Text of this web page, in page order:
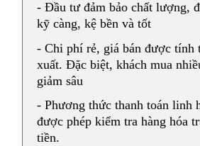
- Đầu tư đảm bảo chất lượng,
kỹ càng, kệ bền và tốt
- Chi phí rẻ, giá bán được tính
xuất. Đặc biệt, khách mua
giảm sâu
- Phương thức thanh toán linh
được phép kiểm tra hàng hóa
tiền.